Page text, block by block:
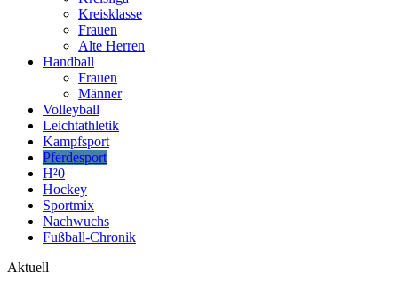
Kreisklasse
Frauen
Alte Herren
Handball
Frauen
Männer
Volleyball
Leichtathletik
Kampfsport
Pferdesport
H²0
Hockey
Sportmix
Nachwuchs
Fußball-Chronik
Aktuell